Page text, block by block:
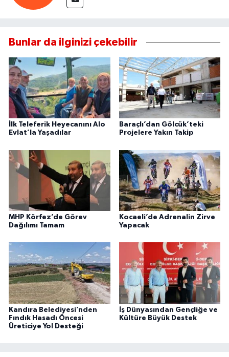
Bunlar da ilginizi çekebilir
İlk Teleferik Heyecanını Alo
Evlat’la Yaşadılar
Baraçlı’dan Gölcük’teki
Projelere Yakın Takip
MHP Körfez’de Görev
Dağılımı Tamam
Kocaeli’de Adrenalin Zirve
Yapacak
Kandıra Belediyesi’nden
Fındık Hasadı Öncesi
Üreticiye Yol Desteği
İş Dünyasından Gençliğe ve
Kültüre Büyük Destek